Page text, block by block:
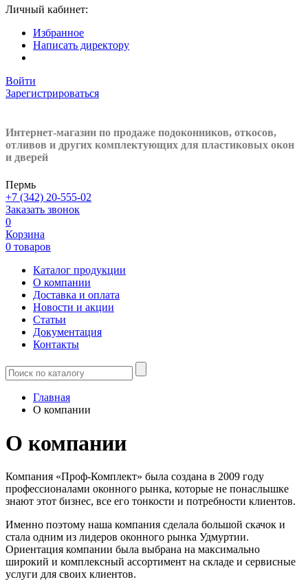
Личный кабинет:
Избранное
Написать директору
Войти
Зарегистрироваться
Интернет-магазин по продаже подоконников, откосов,
отливов и других комплектующих для пластиковых окон
и дверей
Пермь
+7 (342) 20-555-02
Заказать звонок
0
Корзина
0 товаров
Каталог продукции
О компании
Доставка и оплата
Новости и акции
Статьи
Документация
Контакты
Главная
О компании
О компании
Компания «Проф-Комплект» была создана в 2009 году
профессионалами оконного рынка, которые не понаслышке
знают этот бизнес, все его тонкости и потребности клиентов.
Именно поэтому наша компания сделала большой скачок и
стала одним из лидеров оконного рынка Удмуртии.
Ориентация компании была выбрана на максимально
широкий и комплексный ассортимент на складе и сервисные
услуги для своих клиентов.